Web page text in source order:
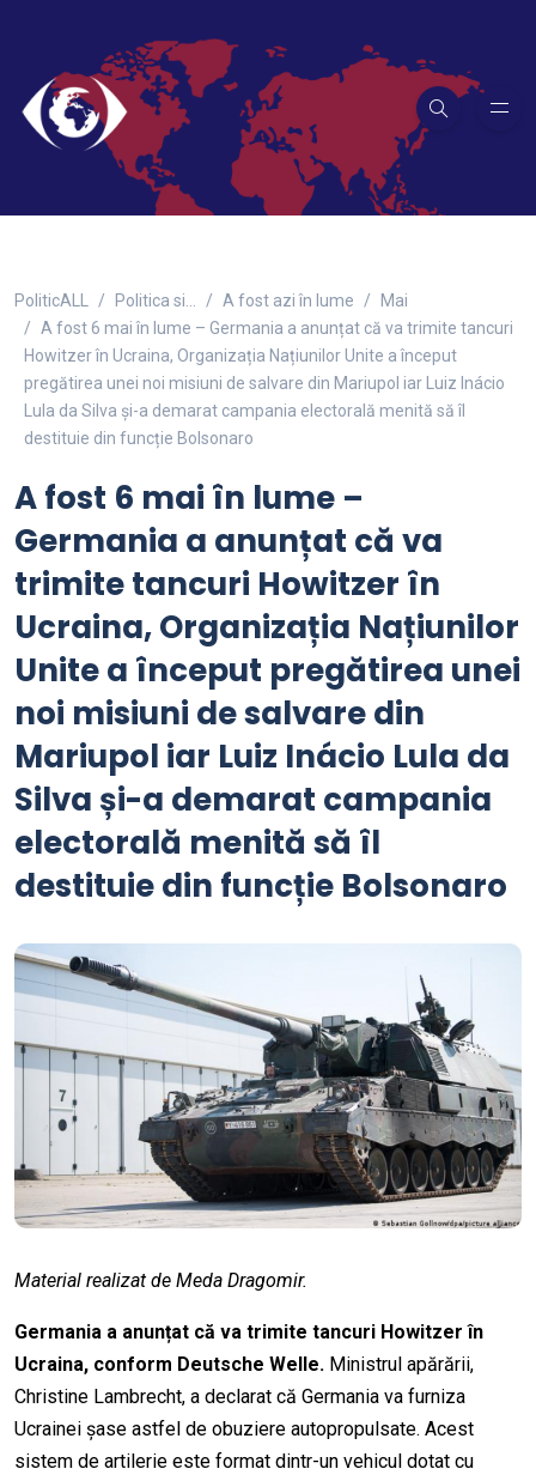
PoliticALL Politica si… A fost azi în lume
Mai
A fost 6 mai în lume – Germania a anunțat că va trimite tancuri
Howitzer în Ucraina, Organizația Națiunilor Unite a început
pregătirea unei noi misiuni de salvare din Mariupol iar Luiz Inácio
Lula da Silva și-a demarat campania electorală menită să îl
destituie din funcție Bolsonaro
A fost 6 mai în lume –
Germania a anunțat că va
trimite tancuri Howitzer în
Ucraina, Organizația Națiunilor
Unite a început pregătirea unei
noi misiuni de salvare din
Mariupol iar Luiz Inácio Lula da
Silva și-a demarat campania
electorală menită să îl
destituie din funcție Bolsonaro
Material realizat de Meda Dragomir.
Germania a anunțat că va trimite tancuri Howitzer în
Ucraina, conform Deutsche Welle. Ministrul apărării,
Christine Lambrecht, a declarat că Germania va furniza
Ucrainei șase astfel de obuziere autopropulsate. Acest
sistem de artilerie este format dintr-un vehicul dotat cu